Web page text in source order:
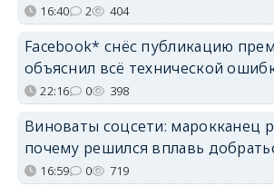
16:40 2 404
Facebook* снёс публикацию
объяснил всё технической
22:16 0 398
Виноваты соцсети: марокканец
почему решился вплавь
16:59 0 719